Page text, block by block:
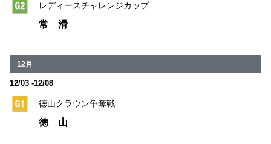
レディースチャレンジカップ
常 滑
12月
12/03 -12/08
徳山クラウン争奪戦
徳 山